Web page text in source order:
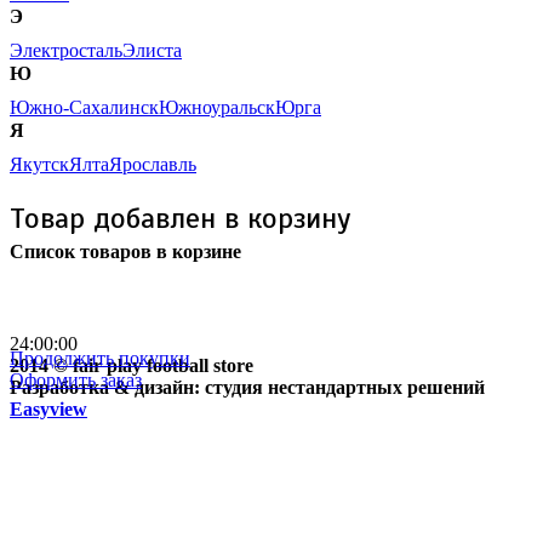
Э
ЭлектростальЭлиста
Ю
Южно-СахалинскЮжноуральскЮрга
Я
ЯкутскЯлтаЯрославль
Товар добавлен в корзину
Список товаров в корзине
Продолжить покупки
Оформить заказ
24:00:00
2014 © fair play football store
Разработка & дизайн: студия нестандартных решений
Easyview